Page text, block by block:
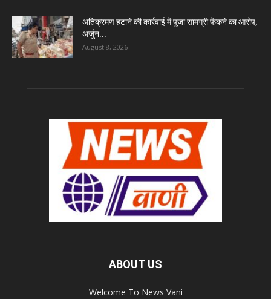
अतिक्रमण हटाने की कार्रवाई में पूजा सामग्री फेंकने का आरोप,
अर्जुन...
August 8, 2026
ABOUT US
Welcome To News Vani